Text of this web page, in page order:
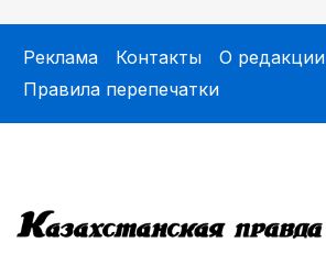
Реклама Контакты
О редакции
Правила перепечатки